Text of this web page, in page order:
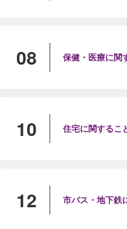
08 保健・医療に関
10 住宅に関するこ
12 市バス・地下鉄